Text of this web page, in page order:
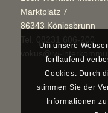
Marktplatz 7
86343 Königsbrunn
Um unsere
fortlaufend
Cookies. Durch
stimmen Sie der
Informationen